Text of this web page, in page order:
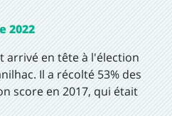
2022
arrivé en tête à l'élection
Il a récolté 53% des
score en 2017, qui était